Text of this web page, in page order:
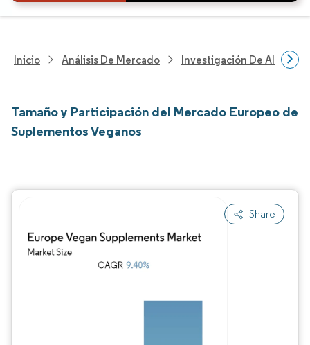
Inicio Análisis De Mercado Investigación De
Tamaño y Participación del Mercado Europeo de
Suplementos Veganos
Share